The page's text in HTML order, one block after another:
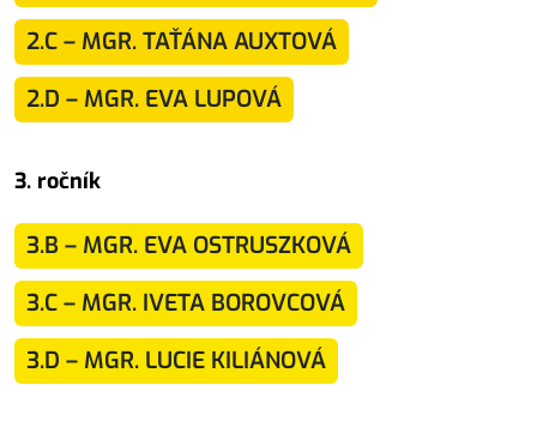
2.C – MGR. TAŤÁNA AUXTOVÁ
2.D – MGR. EVA LUPOVÁ
3. ročník
3.B – MGR. EVA OSTRUSZKOVÁ
3.C – MGR. IVETA BOROVCOVÁ
3.D – MGR. LUCIE KILIÁNOVÁ